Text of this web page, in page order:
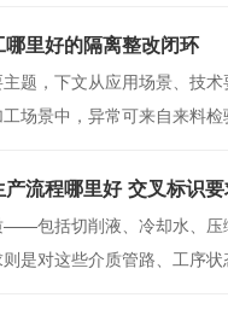
里好的隔离整改闭环
题，下文从应用场景、技
场景中，异常可来自来料
流程哪里好 交叉标识
——包括切削液、冷却水、
是对这些介质管路、工序